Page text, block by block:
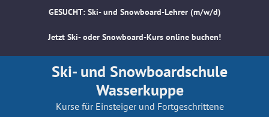
GESUCHT: Ski- und Snowboard-Lehrer (m/w/d)
Jetzt Ski- oder Snowboard-Kurs online buchen!
Ski- und Snowboardschule
Wasserkuppe
Kurse für Einsteiger und Fortgeschrittene